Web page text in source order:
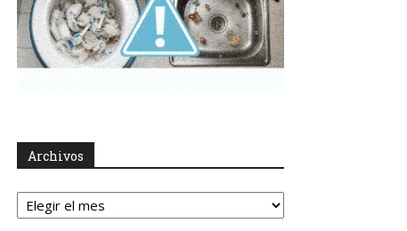
Archivos
Archivos